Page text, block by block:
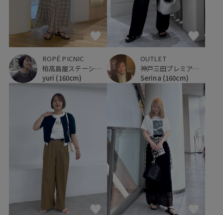
ROPÉ PICNIC
柏高島屋ステーションモール
yuri (160cm)
OUTLET
神戸三田プレミアム・アウトレット
Serina (160cm)